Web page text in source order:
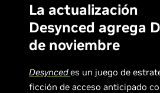
La actualización
Desynced agrega
de noviembre
Desyncedes un juego de
ficción de acceso anticipado